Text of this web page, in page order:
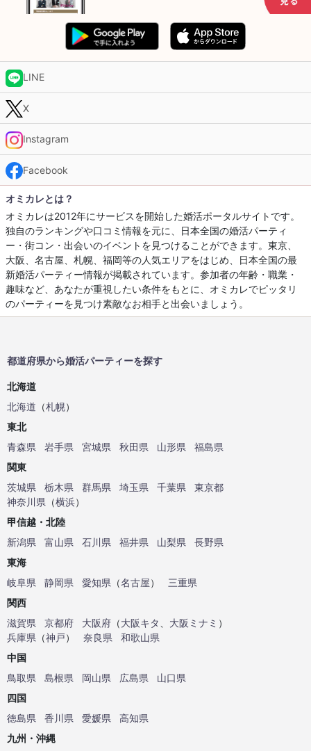
LINE
X
Instagram
Facebook
オミカレとは？
オミカレは2012年にサービスを開始した婚活ポータルサイトです。
独自のランキングや口コミ情報を元に、日本全国の婚活パーティ
ー・街コン・出会いのイベントを見つけることができます。東京、
大阪、名古屋、札幌、福岡等の人気エリアをはじめ、日本全国の最
新婚活パーティー情報が掲載されています。参加者の年齢・職業・
趣味など、あなたが重視したい条件をもとに、オミカレでピッタリ
のパーティーを見つけ素敵なお相手と出会いましょう。
都道府県から婚活パーティーを探す
北海道
北海道 （札幌）
東北
青森県
岩手県 宮城県 秋田県 山形県
福島県
関東
茨城県
栃木県 群馬県 埼玉県 千葉県
東京都
神奈川県 （横浜）
甲信越・北陸
新潟県
富山県 石川県 福井県 山梨県
長野県
東海
岐阜県
静岡県 愛知県 （名古屋）
三重県
関西
滋賀県
京都府 大阪府 （大阪キタ 大阪ミナミ ）
兵庫県 （神戸） 奈良県
和歌山県
中国
鳥取県
島根県 岡山県 広島県
山口県
四国
徳島県
香川県 愛媛県
高知県
九州・沖縄